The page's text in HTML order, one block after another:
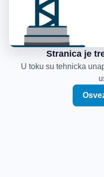
Stranica je
U toku su tehnicka